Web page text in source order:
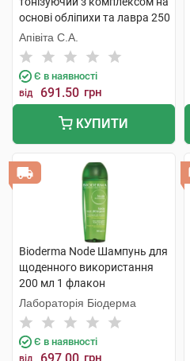
основі обліпихи та лавра 250
мл 1 флакон
Апівіта С.А.
Є в наявності
від 691.50 грн
КУПИТИ
Bioderma Node Шампунь для
щоденного використання
200 мл 1 флакон
Лабораторія Біодерма
Є в наявності
від грн